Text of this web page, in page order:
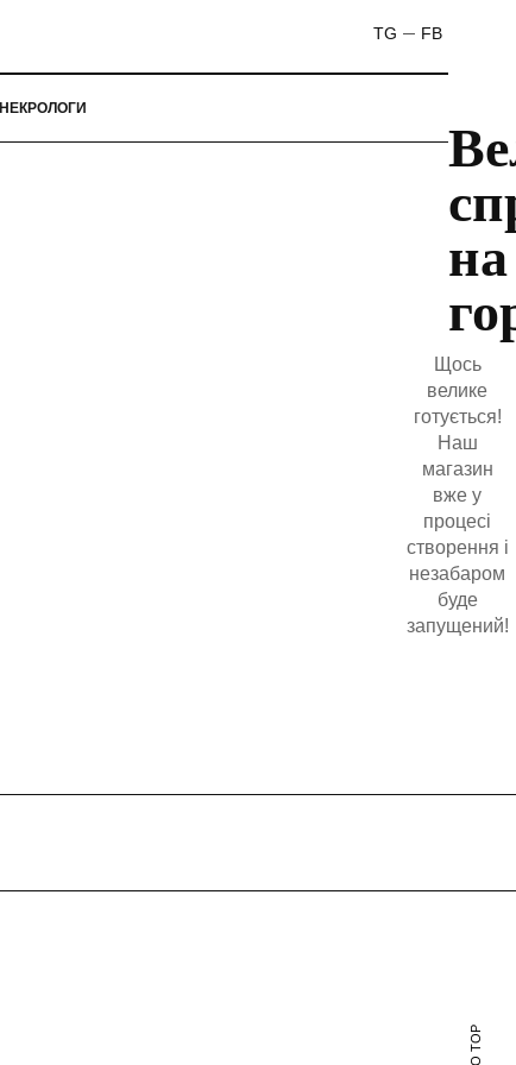
FB
TG
НЕКРОЛОГИ
на
Щось
велике
готується!
Наш
магазин
вже у
процесі
створення і
незабаром
буде
запущений!